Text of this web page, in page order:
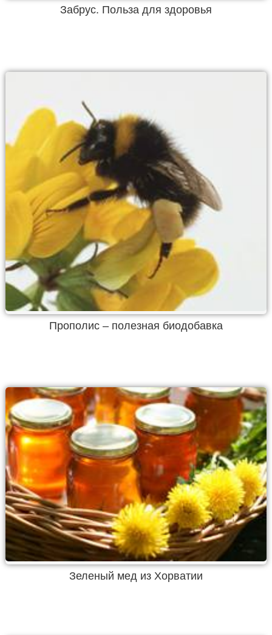
Забрус. Польза для здоровья
Прополис – полезная биодобавка
Зеленый мед из Хорватии